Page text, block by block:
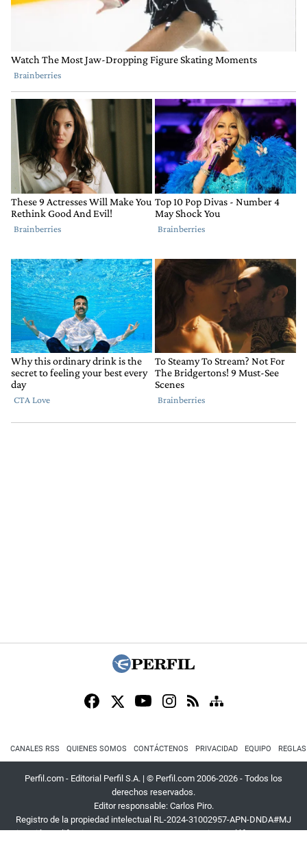
CANALES RSS QUIENES SOMOS CONTÁCTENOS PRIVACIDAD EQUIPO
Perfil.com - Editorial Perfil S.A. | © Perfil.com 2006-2026 - Todos los
derechos reservados.
Editor responsable: Carlos Piro.
Registro de la propiedad intelectual RL-2024-31002957-APN-DNDA#MJ
Dirección:California 2715,C1289ABI,CABA, Argentina| Teléfono:+54 9 11